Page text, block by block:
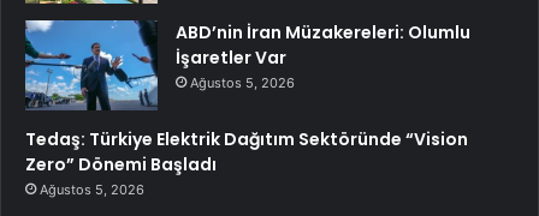
ABD’nin İran Müzakereleri: Olumlu
İşaretler Var
Ağustos 5, 2026
Tedaş: Türkiye Elektrik Dağıtım Sektöründe “Vision
Zero” Dönemi Başladı
Ağustos 5, 2026